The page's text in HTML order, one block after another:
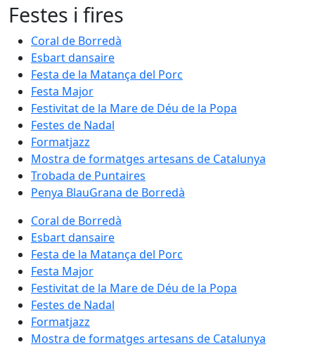
Festes i fires
Coral de Borredà
Esbart dansaire
Festa de la Matança del Porc
Festa Major
Festivitat de la Mare de Déu de la Popa
Festes de Nadal
Formatjazz
Mostra de formatges artesans de Catalunya
Trobada de Puntaires
Penya BlauGrana de Borredà
Coral de Borredà
Esbart dansaire
Festa de la Matança del Porc
Festa Major
Festivitat de la Mare de Déu de la Popa
Festes de Nadal
Formatjazz
Mostra de formatges artesans de Catalunya